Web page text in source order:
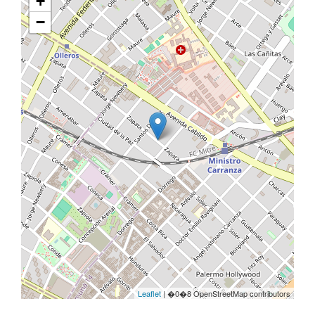
−
Leaflet | �0�8 OpenStreetMap contributors